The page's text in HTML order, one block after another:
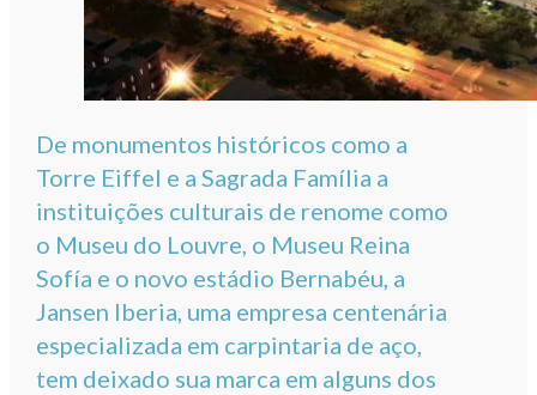
De monumentos históricos como a
Torre Eiffel e a Sagrada Família a
instituições culturais de renome como
o Museu do Louvre, o Museu Reina
Sofía e o novo estádio Bernabéu, a
Jansen Iberia, uma empresa centenária
especializada em carpintaria de aço,
tem deixado sua marca em alguns dos